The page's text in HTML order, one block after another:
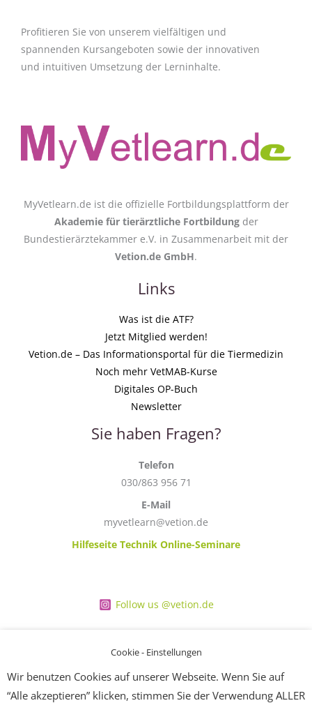
Profitieren Sie von unserem vielfältigen und
spannenden Kursangeboten sowie der innovativen
und intuitiven Umsetzung der Lerninhalte.
MyVetlearn.de ist die offizielle Fortbildungsplattform der
Akademie für tierärztliche Fortbildungder
Bundestierärztekammer e.V. in Zusammenarbeit mit der
Vetion.de GmbH.
Links
Was ist die ATF?
Jetzt Mitglied werden!
Vetion.de – Das Informationsportal für die Tiermedizin
Noch mehr VetMAB-Kurse
Digitales OP-Buch
Newsletter
Sie haben Fragen?
Telefon
030/863 956 71
E-Mail
myvetlearn@vetion.de
Hilfeseite Technik Online-Seminare
Follow us @vetion.de
Cookie - Einstellungen
Wir benutzen Cookies auf unserer Webseite. Wenn Sie auf
“Alle akzeptieren” klicken, stimmen Sie der Verwendung ALLER